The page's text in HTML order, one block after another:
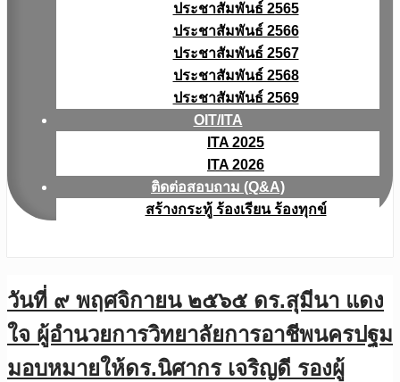
ประชาสัมพันธ์ 2565
ประชาสัมพันธ์ 2566
ประชาสัมพันธ์ 2567
ประชาสัมพันธ์ 2568
ประชาสัมพันธ์ 2569
OIT/ITA
ITA 2025
ITA 2026
ติดต่อสอบถาม (Q&A)
สร้างกระทู้ ร้องเรียน ร้องทุกข์
วันที่ ๙ พฤศจิกายน ๒๕๖๕ ดร.สุมีนา แดง
ใจ ผู้อำนวยการวิทยาลัยการอาชีพนครปฐม
มอบหมายให้ดร.นิศากร เจริญดี รองผู้